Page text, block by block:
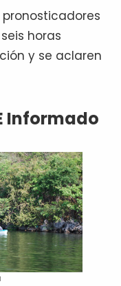
pronosticadores
horas
y se aclaren
Informado